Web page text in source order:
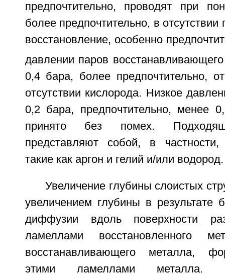
предпочтительно, проводят при
более предпочтительно, в отсутствии
восстановление, особенно
давлении паров
0,4 бара, более предпочтительно,
отсутствии кислорода. Низкое
0,2 бара, предпочтительно, менее
принято без помех.
представляют собой, в
такие как аргон и гелий и/или водород.
Увеличение глубины слоистых
увеличением глубины в результате
диффузии вдоль поверхности
ламеллами восстановленного
восстанавливающего металла,
этими ламеллами металла.